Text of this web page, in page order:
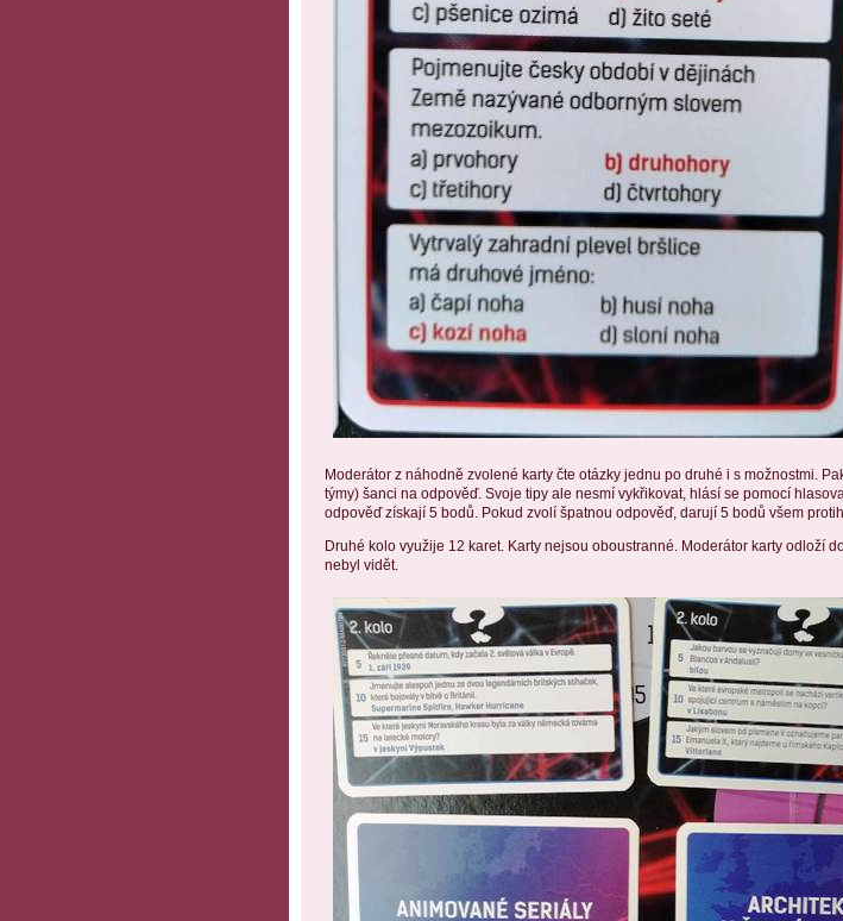
Moderátor z náhodně zvolené karty čte otázky jednu po druhé i s možnostmi.
týmy) šanci na odpověď. Svoje tipy ale nesmí vykřikovat, hlásí se pomocí
odpověď získají 5 bodů. Pokud zvolí špatnou odpověď, darují 5 bodů všem
Druhé kolo využije 12 karet. Karty nejsou oboustranné. Moderátor karty odloží
nebyl vidět.